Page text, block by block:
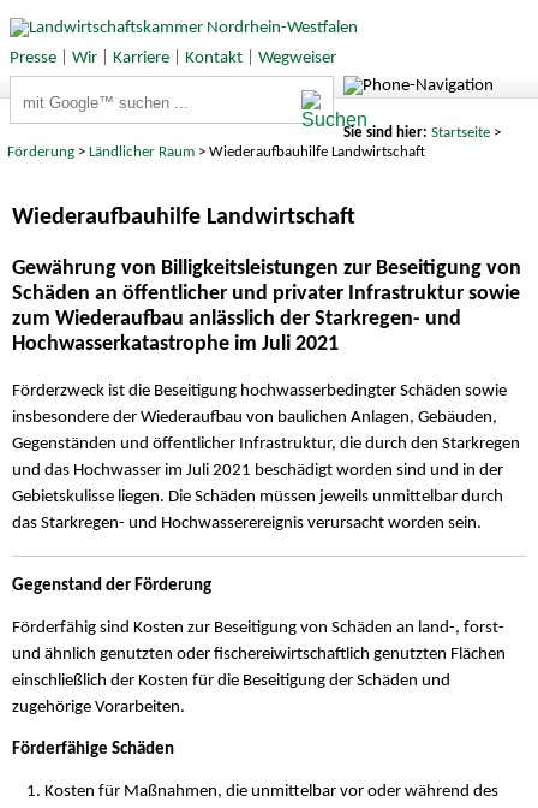
Presse| Wir| Karriere| Kontakt| Wegweiser
Sie sind hier: Startseite>
Förderung >Ländlicher Raum > Wiederaufbauhilfe Landwirtschaft
Wiederaufbauhilfe Landwirtschaft
Gewährung von Billigkeitsleistungen zur Beseitigung von
Schäden an öffentlicher und privater Infrastruktur sowie
zum Wiederaufbau anlässlich der Starkregen- und
Hochwasserkatastrophe im Juli 2021
Förderzweck ist die Beseitigung hochwasserbedingter Schäden sowie
insbesondere der Wiederaufbau von baulichen Anlagen, Gebäuden,
Gegenständen und öffentlicher Infrastruktur, die durch den Starkregen
und das Hochwasser im Juli 2021 beschädigt worden sind und in der
Gebietskulisse liegen. Die Schäden müssen jeweils unmittelbar durch
das Starkregen- und Hochwasserereignis verursacht worden sein.
Gegenstand der Förderung
Förderfähig sind Kosten zur Beseitigung von Schäden an land-, forst-
und ähnlich genutzten oder fischereiwirtschaftlich genutzten Flächen
einschließlich der Kosten für die Beseitigung der Schäden und
zugehörige Vorarbeiten.
Förderfähige Schäden
Kosten für Maßnahmen, die unmittelbar vor oder während des